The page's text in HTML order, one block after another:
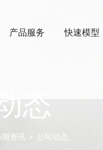
产品服务 快速模型
态
闻资讯 > 公司动态